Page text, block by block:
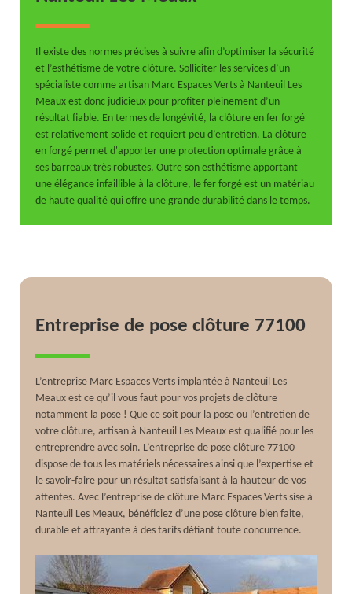
Il existe des normes précises à suivre afin d’optimiser la sécurité
et l’esthétisme de votre clôture. Solliciter les services d’un
spécialiste comme artisan Marc Espaces Verts à Nanteuil Les
Meaux est donc judicieux pour profiter pleinement d’un
résultat fiable. En termes de longévité, la clôture en fer forgé
est relativement solide et requiert peu d’entretien. La clôture
en forgé permet d'apporter une protection optimale grâce à
ses barreaux très robustes. Outre son esthétisme apportant
une élégance infaillible à la clôture, le fer forgé est un matériau
de haute qualité qui offre une grande durabilité dans le temps.
Entreprise de pose clôture 77100
L’entreprise Marc Espaces Verts implantée à Nanteuil Les
Meaux est ce qu’il vous faut pour vos projets de clôture
notamment la pose ! Que ce soit pour la pose ou l’entretien de
votre clôture, artisan à Nanteuil Les Meaux est qualifié pour les
entreprendre avec soin. L’entreprise de pose clôture 77100
dispose de tous les matériels nécessaires ainsi que l’expertise et
le savoir-faire pour un résultat satisfaisant à la hauteur de vos
attentes. Avec l’entreprise de clôture Marc Espaces Verts sise à
Nanteuil Les Meaux, bénéficiez d’une pose clôture bien faite,
durable et attrayante à des tarifs défiant toute concurrence.